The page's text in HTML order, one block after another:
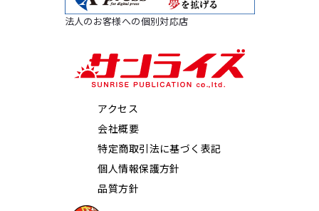
アクセス
会社概要
特定商取引法に基づく表記
個人情報保護方針
品質方針
法人のお客様への個別対応店